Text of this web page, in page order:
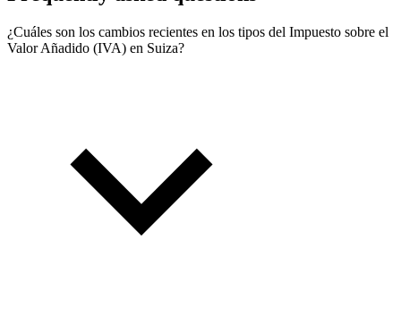
¿Cuáles son los cambios recientes en los tipos del Impuesto sobre el
Valor Añadido (IVA) en Suiza?